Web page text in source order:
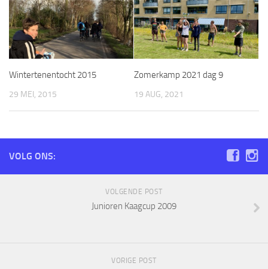
Wintertenentocht 2015
29 MEI, 2015
Zomerkamp 2021 dag 9
19 AUG, 2021
VOLG ONS:
VOLGENDE POST
Junioren Kaagcup 2009
VORIGE POST